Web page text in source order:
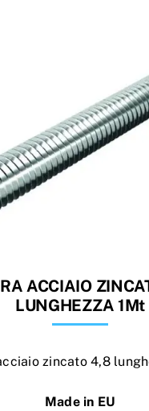
ACCIAIO
LUNGHEZZA 1Mt
zincato 4,8
Made in EU